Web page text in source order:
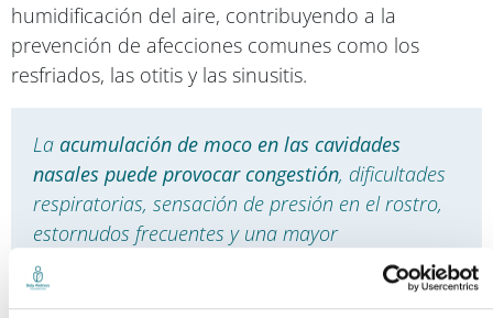
humidificación del aire, contribuyendo a la
prevención de afecciones comunes como los
resfriados, las otitis y las sinusitis.
La acumulación de moco en las cavidades
nasales puede provocar congestión, dificultades
respiratorias, sensación de presión en el rostro,
estornudos frecuentes y una mayor
predisposición a las infecciones. En los niños
pequeños, la incapacidad de sonarse la nariz de